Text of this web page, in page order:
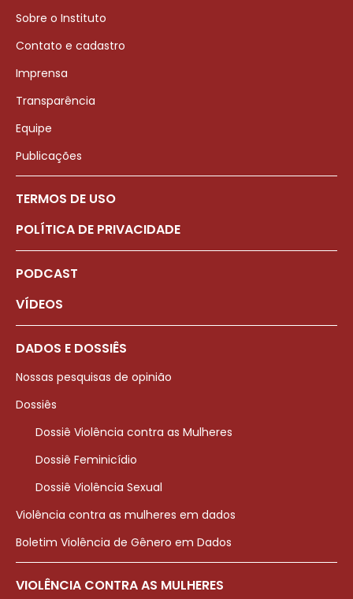
Sobre o Instituto
Contato e cadastro
Imprensa
Transparência
Equipe
Publicações
TERMOS DE USO
POLÍTICA DE PRIVACIDADE
PODCAST
VÍDEOS
DADOS E DOSSIÊS
Nossas pesquisas de opinião
Dossiês
Dossiê Violência contra as Mulheres
Dossiê Feminicídio
Dossiê Violência Sexual
Violência contra as mulheres em dados
Boletim Violência de Gênero em Dados
VIOLÊNCIA CONTRA AS MULHERES